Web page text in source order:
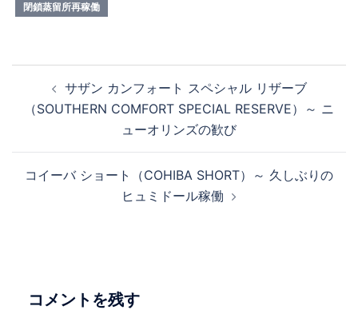
閉鎖蒸留所再稼働
ー
サザン カンフォート スペシャル リザーブ
（SOUTHERN COMFORT SPECIAL RESERVE）～ ニ
ューオリンズの歓び
コイーバ ショート（COHIBA SHORT）～ 久しぶりの
ヒュミドール稼働
コメントを残す